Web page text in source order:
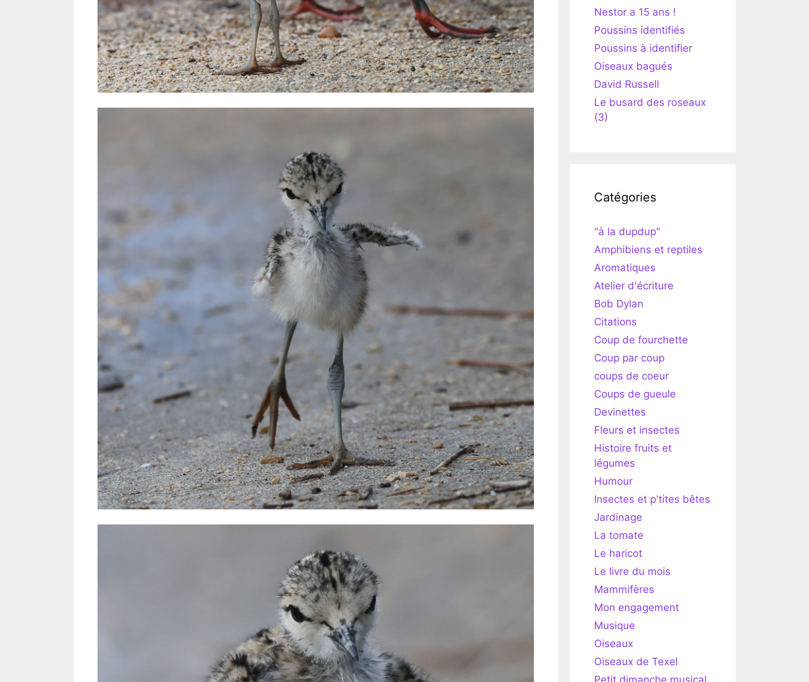
Nestor a 15 ans !
Poussins identifiés
Poussins à identifier
Oiseaux bagués
David Russell
Le busard des roseaux
(3)
Catégories
"à la dupdup"
Amphibiens et reptiles
Aromatiques
Atelier d'écriture
Bob Dylan
Citations
Coup de fourchette
Coup par coup
coups de coeur
Coups de gueule
Devinettes
Fleurs et insectes
Histoire fruits et
légumes
Humour
Insectes et p'tites bêtes
Jardinage
La tomate
Le haricot
Le livre du mois
Mammifères
Mon engagement
Musique
Oiseaux
Oiseaux de Texel
Petit dimanche musical